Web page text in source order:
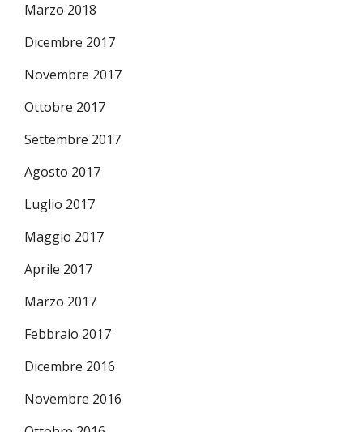
Marzo 2018
Dicembre 2017
Novembre 2017
Ottobre 2017
Settembre 2017
Agosto 2017
Luglio 2017
Maggio 2017
Aprile 2017
Marzo 2017
Febbraio 2017
Dicembre 2016
Novembre 2016